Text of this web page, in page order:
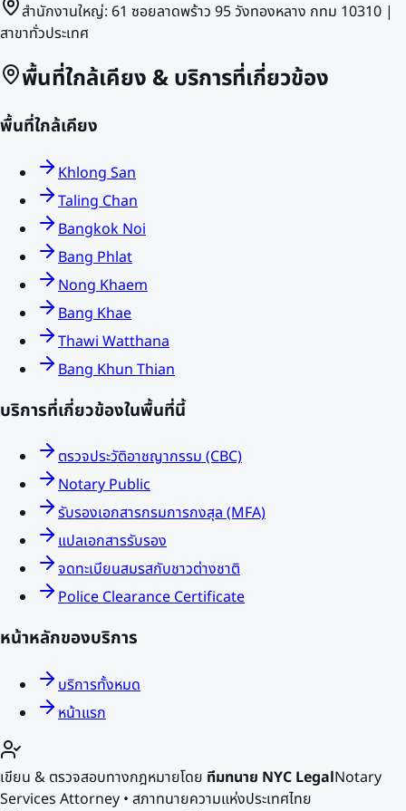
สำนักงานใหญ่: 61 ซอยลาดพร้าว 95 วังทองหลาง กทม 10310 |
สาขาทั่วประเทศ
พื้นที่ใกล้เคียง & บริการที่เกี่ยวข้อง
พื้นที่ใกล้เคียง
Khlong San
Taling Chan
Bangkok Noi
Bang Phlat
Nong Khaem
Bang Khae
Thawi Watthana
Bang Khun Thian
บริการที่เกี่ยวข้องในพื้นที่นี้
ตรวจประวัติอาชญากรรม (CBC)
Notary Public
รับรองเอกสารกรมการกงสุล (MFA)
แปลเอกสารรับรอง
จดทะเบียนสมรสกับชาวต่างชาติ
Police Clearance Certificate
หน้าหลักของบริการ
บริการทั้งหมด
หน้าแรก
เขียน & ตรวจสอบทางกฎหมายโดย ทีมทนาย NYC LegalNotary
Services Attorney • สภาทนายความแห่งประเทศไทย